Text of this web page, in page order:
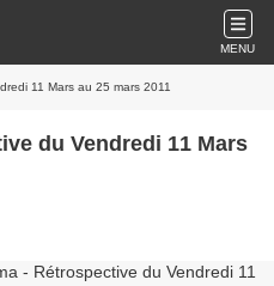
MENU
11 Mars au 25 mars 2011
du Vendredi 11 Mars